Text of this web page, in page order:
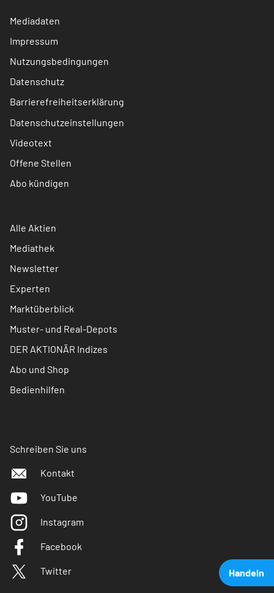
Handeln
Mediadaten
Impressum
Nutzungsbedingungen
Datenschutz
Barrierefreiheitserklärung
Datenschutzeinstellungen
Videotext
Offene Stellen
Abo kündigen
Alle Aktien
Mediathek
Newsletter
Experten
Marktüberblick
Muster- und Real-Depots
DER AKTIONÄR Indizes
Abo und Shop
Bedienhilfen
Schreiben Sie uns
Kontakt
YouTube
Instagram
Facebook
Twitter